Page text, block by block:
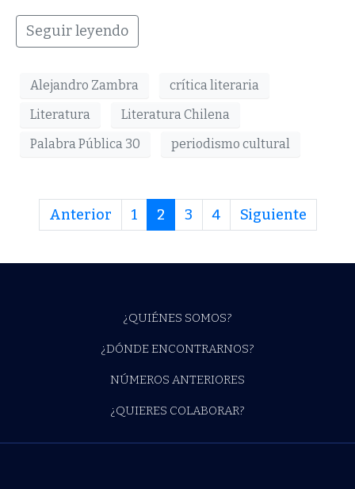
Seguir leyendo
Alejandro Zambra
crítica literaria
Literatura
Literatura Chilena
Palabra Pública 30
periodismo cultural
Anterior 1 2 3 4 Siguiente
¿QUIÉNES SOMOS?
¿DÓNDE ENCONTRARNOS?
NÚMEROS ANTERIORES
¿QUIERES COLABORAR?